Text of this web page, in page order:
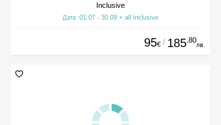
Inclusive
Дата: 01.07 - 30.09 + all inclusive
95€ / 185.80
лв.